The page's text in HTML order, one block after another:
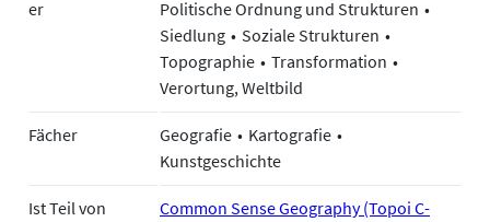
er
Politische Ordnung und Strukturen
Siedlung
Soziale Strukturen
Topographie
Transformation
Verortung, Weltbild
Fächer Geografie
Kartografie
Kunstgeschichte
Ist Teil von
Common Sense Geography (Topoi C-